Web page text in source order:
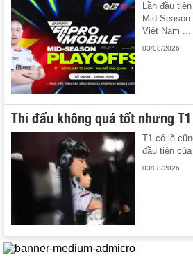
Lần đầu
Mid-
Việt Nam ...
03/08/2026
Thi đấu không quá tốt nhưng
T1 có lẽ
đầu tiên của
03/08/2026